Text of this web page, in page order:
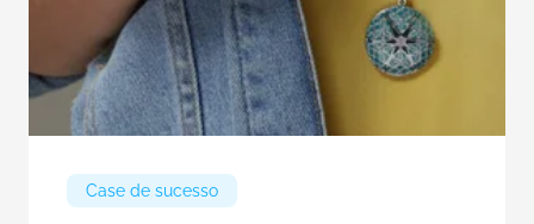
Case de sucesso